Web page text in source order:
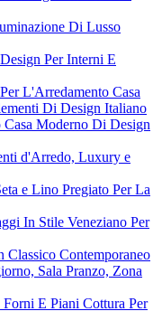
Di Lusso
Per Interni E
L'Arredamento Casa
Di Design Italiano
Moderno Di Design
d'Arredo, Luxury e
e Lino Pregiato Per La
In Stile Veneziano Per
Contemporaneo
Sala Pranzo, Zona
E Piani Cottura Per